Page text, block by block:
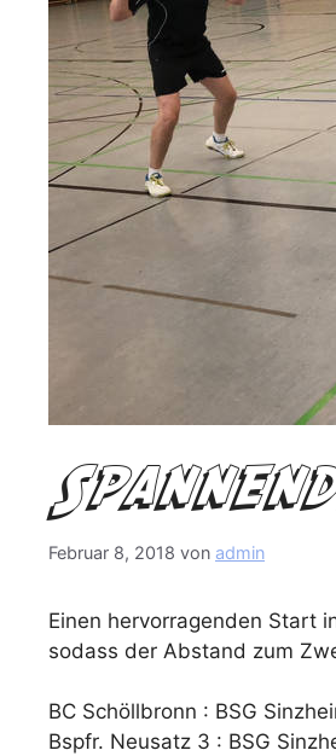
Februar 8, 2018 von admin
Einen hervorragenden Start
sodass der Abstand zum
BC Schöllbronn : BSG
Bspfr. Neusatz 3 : BSG